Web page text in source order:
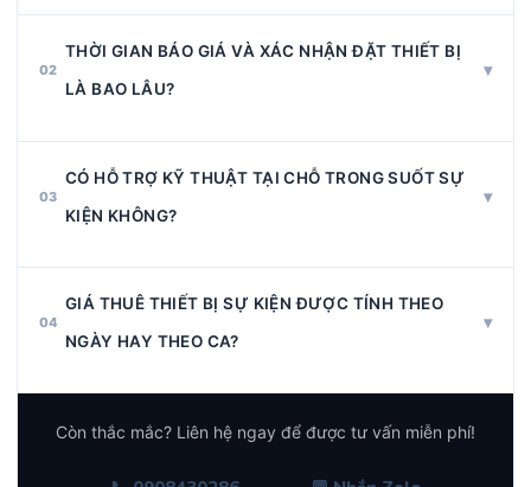
lân cận như Hội An, Quảng Nam. Địa chỉ kho: 49/43 Hà
Huy Tập, Thanh Khê, Đà Nẵng.
02
THỜI GIAN BÁO GIÁ VÀ XÁC NHẬN ĐẶT THIẾT BỊ
LÀ BAO LÂU?
▾
hành chính). Sau khi xác nhận đặt cọc, hợp đồng được
ký và lịch giao nhận thiết bị được xác nhận trong ngày.
03
CÓ HỖ TRỢ KỸ THUẬT TẠI CHỖ TRONG SUỐT SỰ
KIỆN KHÔNG?
▾
Media sẽ có mặt từ khi lắp đặt đến khi kết thúc sự kiện
để đảm bảo hệ thống hoạt động ổn định.
04
GIÁ THUÊ THIẾT BỊ SỰ KIỆN ĐƯỢC TÍNH THEO
NGÀY HAY THEO CA?
▾
nhu cầu đặc biệt (theo giờ, nhiều ngày, gói trọn sự
Còn thắc mắc? Liên hệ ngay để được tư vấn miễn phí!